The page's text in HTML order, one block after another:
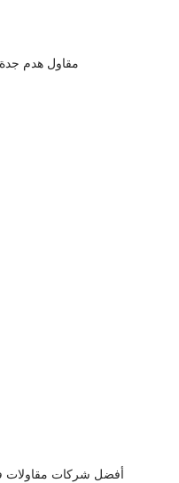
مقاول هدم
أفضل شركات مقاولات